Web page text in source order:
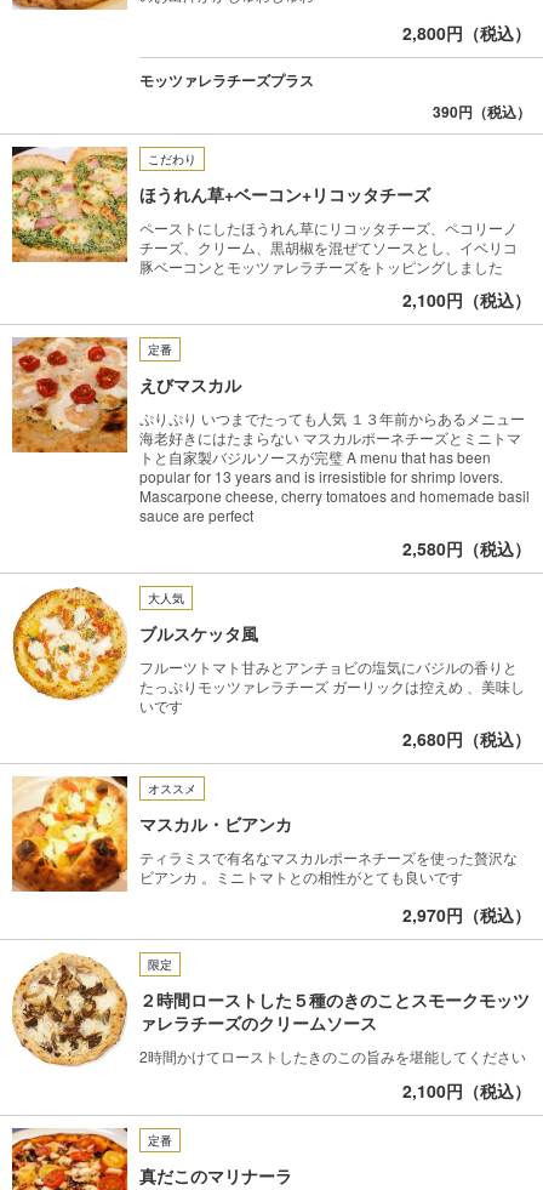
2,800円（税込）
モッツァレラチーズプラス
390円（税込）
こだわり
ほうれん草+ベーコン+リコッタチーズ
ペーストにしたほうれん草にリコッタチーズ、ペコリーノ
チーズ、クリーム、黒胡椒を混ぜてソースとし、イベリコ
豚ベーコンとモッツァレラチーズをトッピングしました
2,100円（税込）
定番
えびマスカル
ぷりぷり いつまでたっても人気 １３年前からあるメニュー
海老好きにはたまらない マスカルポーネチーズとミニトマ
トと自家製バジルソースが完璧 A menu that has been
popular for 13 years and is irresistible for shrimp lovers.
Mascarpone cheese, cherry tomatoes and homemade basil
sauce are perfect
2,580円（税込）
大人気
ブルスケッタ風
フルーツトマト甘みとアンチョビの塩気にバジルの香りと
たっぷりモッツァレラチーズ ガーリックは控えめ 、美味し
いです
2,680円（税込）
オススメ
マスカル・ビアンカ
ティラミスで有名なマスカルポーネチーズを使った贅沢な
ビアンカ 。ミニトマトとの相性がとても良いです
2,970円（税込）
限定
２時間ローストした５種のきのことスモークモッツ
ァレラチーズのクリームソース
2時間かけてローストしたきのこの旨みを堪能してください
2,100円（税込）
定番
真だこのマリナーラ